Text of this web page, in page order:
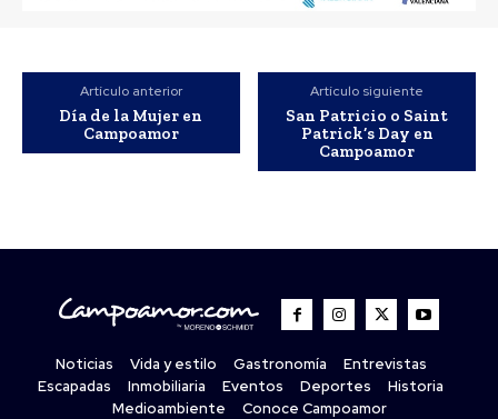
Artículo anterior
Día de la Mujer en
Campoamor
Artículo siguiente
San Patricio o Saint
Patrick’s Day en
Campoamor
Noticias Vida y estilo Gastronomía
Entrevistas
Escapadas
Inmobiliaria Eventos Deportes
Historia
Medioambiente
Conoce Campoamor